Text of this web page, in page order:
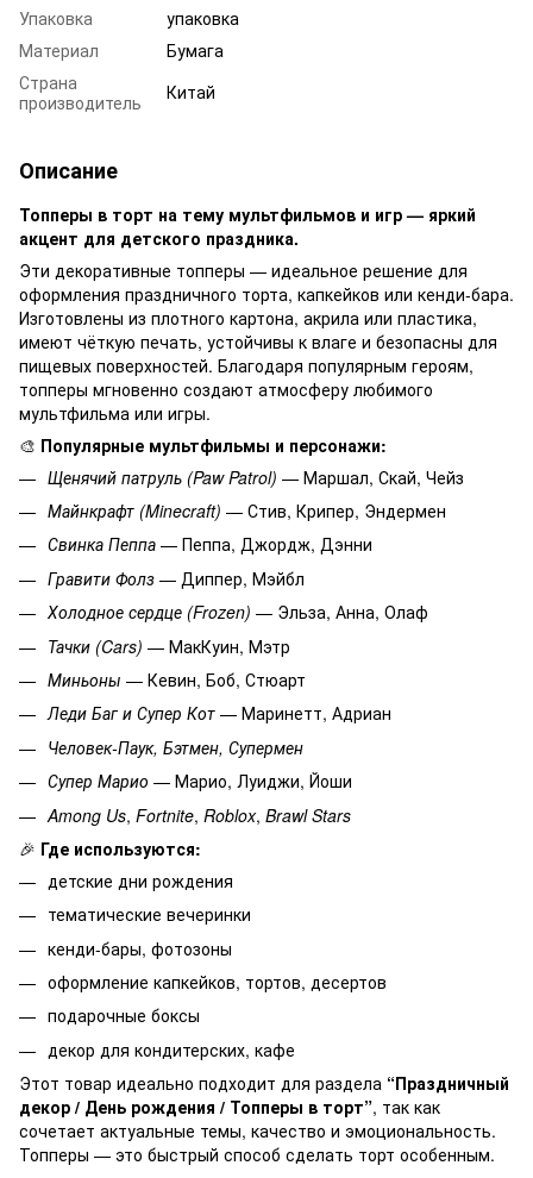
Упаковка
упаковка
Материал
Бумага
Страна
производитель
Китай
Описание
Топперы в торт на тему мультфильмов и игр — яркий
акцент для детского праздника.
Эти декоративные топперы — идеальное решение для
оформления праздничного торта, капкейков или кенди-бара.
Изготовлены из плотного картона, акрила или пластика,
имеют чёткую печать, устойчивы к влаге и безопасны для
пищевых поверхностей. Благодаря популярным героям,
топперы мгновенно создают атмосферу любимого
мультфильма или игры.
🎨 Популярные мультфильмы и персонажи:
Щенячий патруль (Paw Patrol) — Маршал, Скай, Чейз
Майнкрафт (Minecraft) — Стив, Крипер, Эндермен
Свинка Пеппа — Пеппа, Джордж, Дэнни
Гравити Фолз — Диппер, Мэйбл
Холодное сердце (Frozen) — Эльза, Анна, Олаф
Тачки (Cars) — МакКуин, Мэтр
Миньоны — Кевин, Боб, Стюарт
Леди Баг и Супер Кот — Маринетт, Адриан
Человек-Паук, Бэтмен, Супермен
Супер Марио — Марио, Луиджи, Йоши
Among Us, Fortnite, Roblox, Brawl Stars
🎉 Где используются:
детские дни рождения
тематические вечеринки
кенди-бары, фотозоны
оформление капкейков, тортов, десертов
подарочные боксы
декор для кондитерских, кафе
Этот товар идеально подходит для раздела “Праздничный
декор / День рождения / Топперы в торт”, так как
сочетает актуальные темы, качество и эмоциональность.
Топперы — это быстрый способ сделать торт особенным.